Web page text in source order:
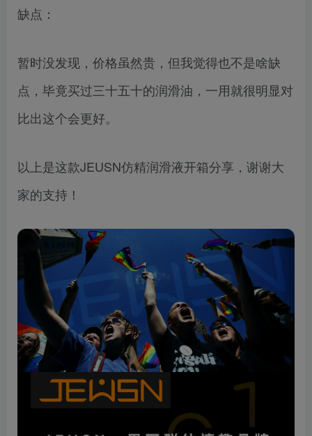
缺点：
暂时没发现，价格虽然贵，但我觉得也不是啥缺
点，毕竟买过三十五十的润滑油，一用就很明显对
比出这个会更好。
以上是这款JEUSN仿精润滑液开箱分享，谢谢大
家的支持！